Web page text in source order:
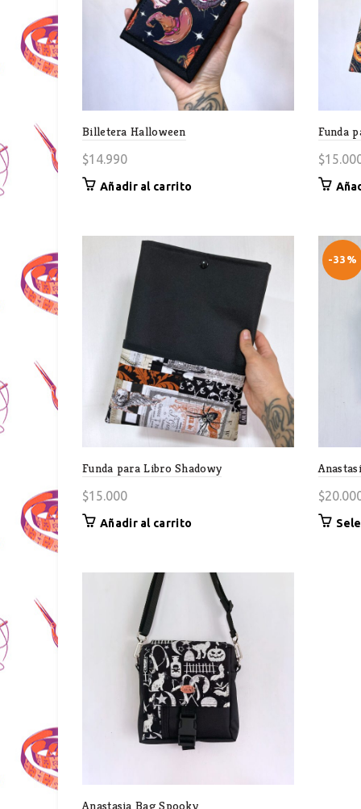
Billetera Halloween
$14.990
Añadir al carrito
Funda
$
Funda para Libro Shadowy
$15.000
Añadir al carrito
-33%
$
Anastasia Bag Spooky